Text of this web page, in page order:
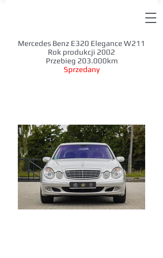
Mercedes Benz E320 Elegance W211
Rok produkcji 2002
Przebieg 203.000km
Sprzedany